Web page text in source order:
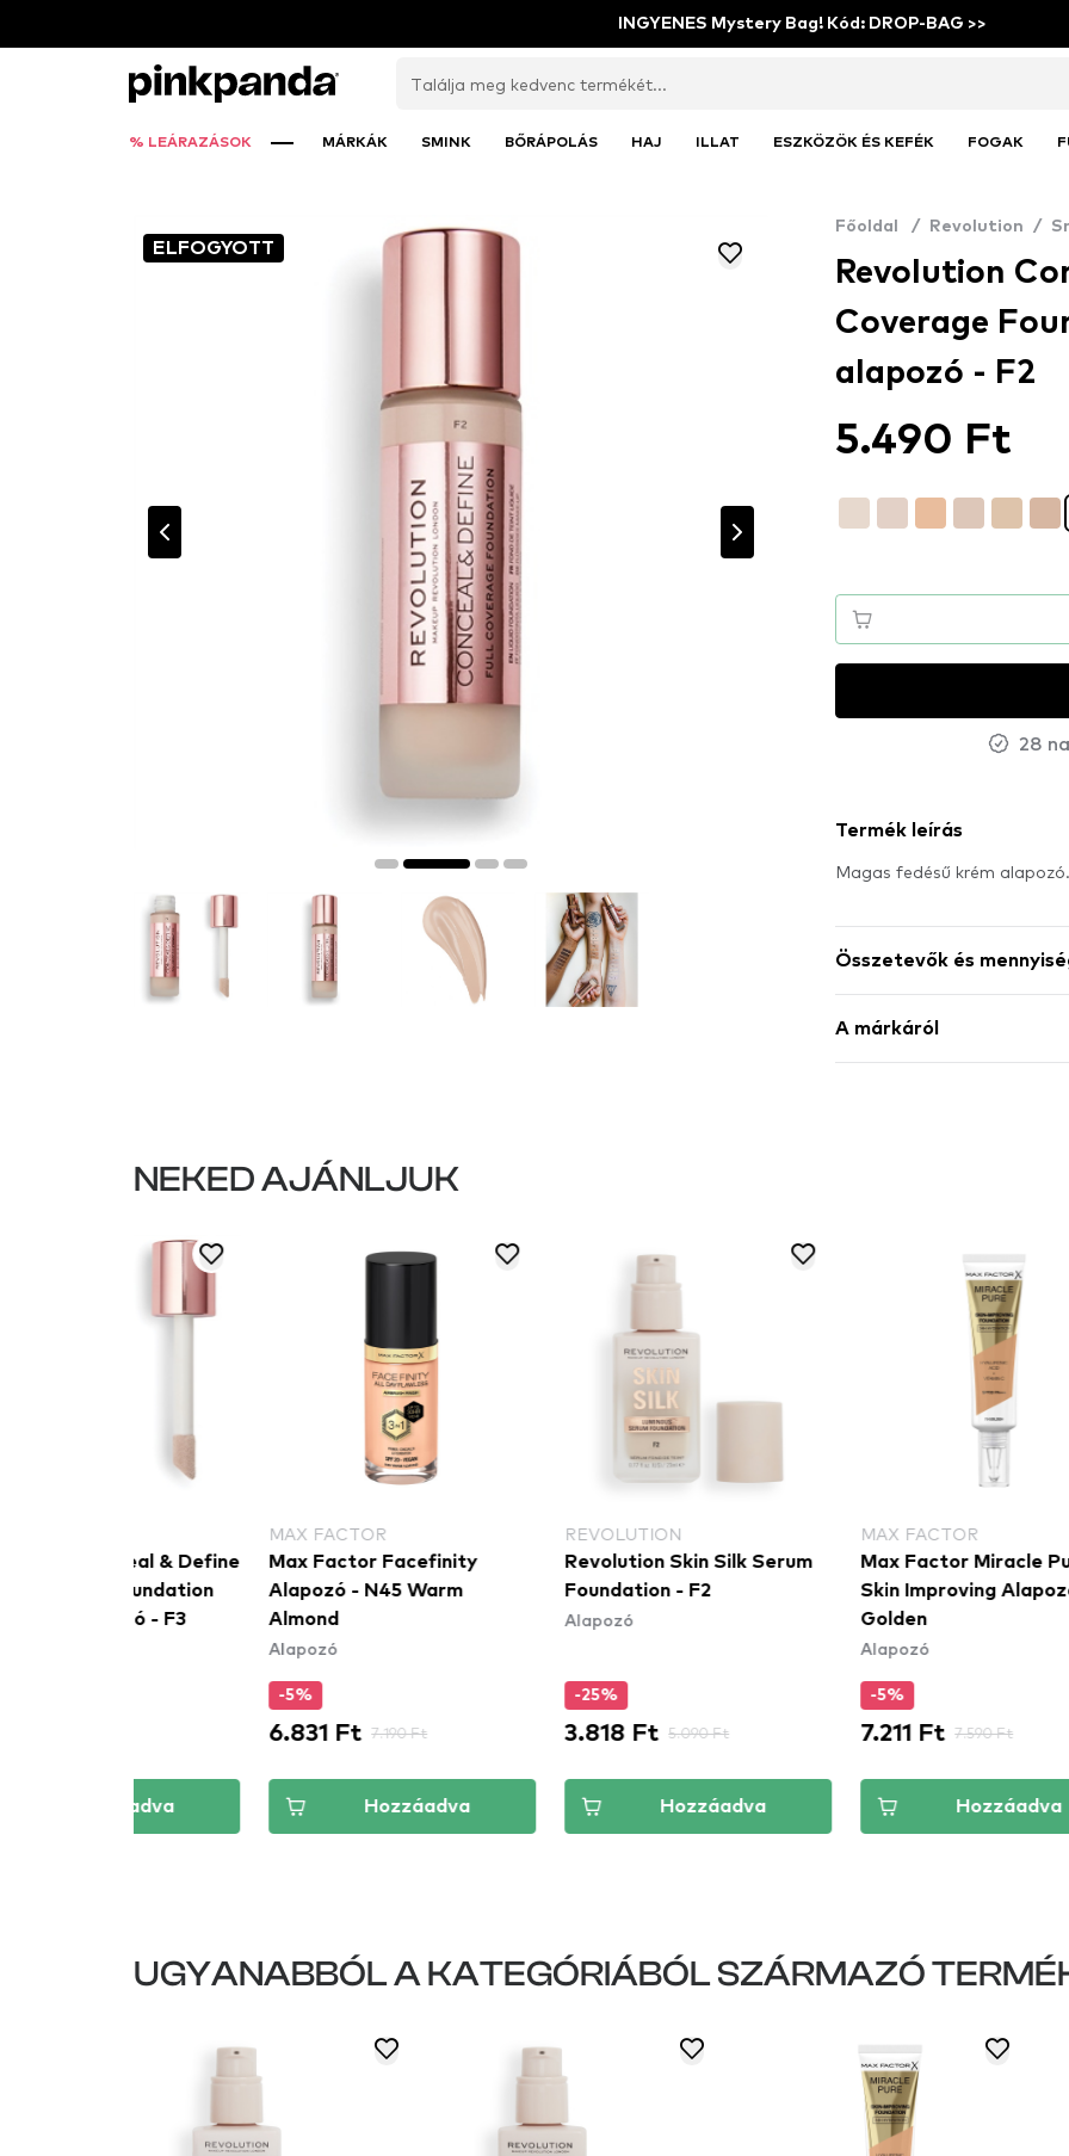
INGYENES Mystery Bag! Kód: DROP-BAG >>
% LEÁRAZÁSOK MÁRKÁK SMINK BŐRÁPOLÁS HAJ ILLAT ESZKÖZÖK ÉS KEFÉK FOGAK
ELFOGYOTT
Főoldal / Revolution /
Revolution
Coverage
alapozó - F2
5.490 Ft
28
Termék leírás
Magas fedésű krém alapozó.
Összetevők és
A márkáról
NEKED AJÁNLJUK
Max Factor Facefinity
Alapozó - N45 Warm
Almond
7.190 Ft
Hozzáadva
Revolution Skin Silk Serum
Foundation - F2
5.090 Ft
Hozzáadva
Max Factor Miracle Pure
Skin Improving Alapozó - 75
7.590 Ft
Hozzáadva
UGYANABBÓL A KATEGÓRIÁBÓL SZÁRMAZÓ